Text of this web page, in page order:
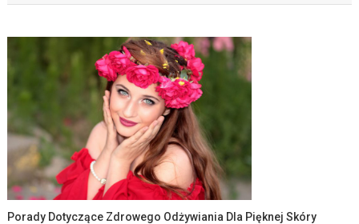
Porady Dotyczące Zdrowego Odżywiania Dla Pięknej Skóry